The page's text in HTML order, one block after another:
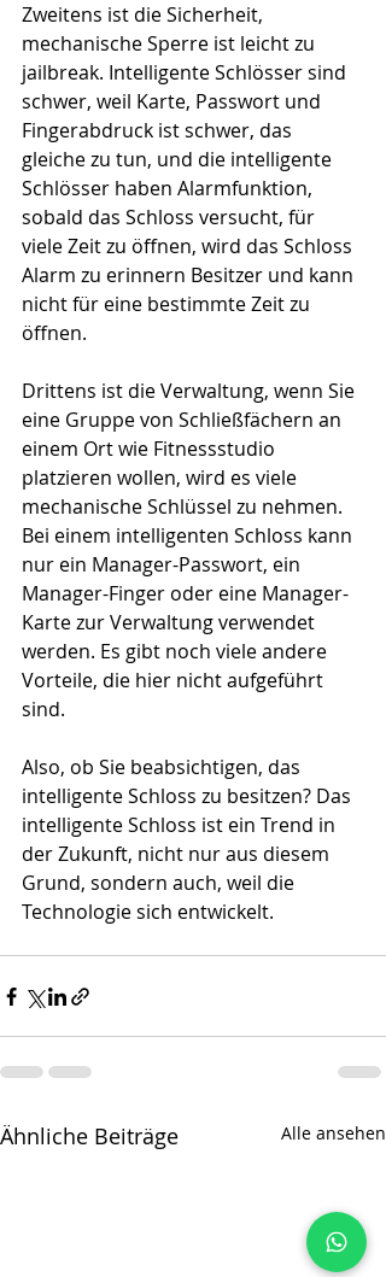
Zweitens ist die Sicherheit,
mechanische Sperre ist leicht zu
jailbreak. Intelligente Schlösser sind
schwer, weil Karte, Passwort und
Fingerabdruck ist schwer, das
gleiche zu tun, und die intelligente
Schlösser haben Alarmfunktion,
sobald das Schloss versucht, für
viele Zeit zu öffnen, wird das Schloss
Alarm zu erinnern Besitzer und kann
nicht für eine bestimmte Zeit zu
öffnen.
Drittens ist die Verwaltung, wenn Sie
eine Gruppe von Schließfächern an
einem Ort wie Fitnessstudio
platzieren wollen, wird es viele
mechanische Schlüssel zu nehmen.
Bei einem intelligenten Schloss kann
nur ein Manager-Passwort, ein
Manager-Finger oder eine Manager-
Karte zur Verwaltung verwendet
werden. Es gibt noch viele andere
Vorteile, die hier nicht aufgeführt
sind.
Also, ob Sie beabsichtigen, das
intelligente Schloss zu besitzen? Das
intelligente Schloss ist ein Trend in
der Zukunft, nicht nur aus diesem
Grund, sondern auch, weil die
Technologie sich entwickelt.
Ähnliche Beiträge Alle ansehen